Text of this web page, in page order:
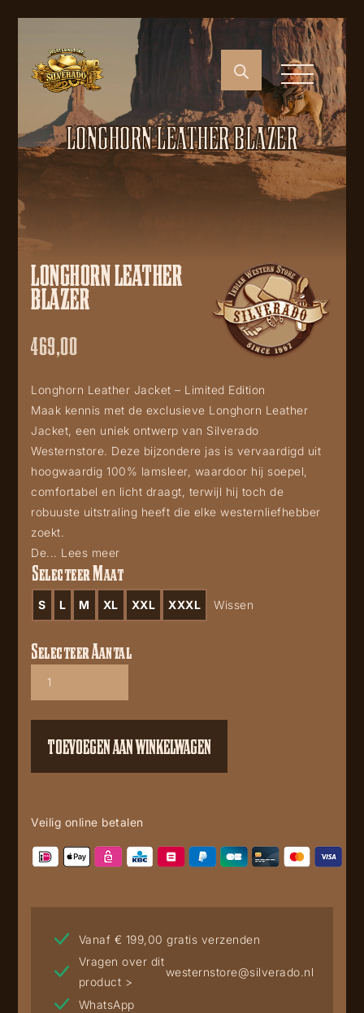
LONGHORN LEATHER BLAZER
LONGHORN LEATHER
BLAZER
469,00
Longhorn Leather Jacket – Limited Edition
Maak kennis met de exclusieve Longhorn Leather
Jacket, een uniek ontwerp van Silverado
Westernstore. Deze bijzondere jas is vervaardigd uit
hoogwaardig 100% lamsleer, waardoor hij soepel,
comfortabel en licht draagt, terwijl hij toch de
robuuste uitstraling heeft die elke westernliefhebber
zoekt.
De... Lees meer
Selecteer Maat
S L M XL XXL XXXL Wissen
Longhorn
Selecteer Aantal
TOEVOEGEN AAN WINKELWAGEN
Veilig online betalen
Vanaf € 199,00 gratis verzenden
Vragen over dit
product >
westernstore@silverado.nl
WhatsApp